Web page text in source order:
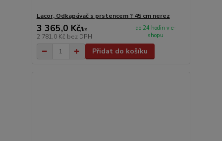
Lacor, Odkapávač s prstencem ? 45 cm nerez
3 365,0 Kč/ks
2 781,0 Kč bez DPH
do 24 hodin v e-
shopu
Přidat do košíku